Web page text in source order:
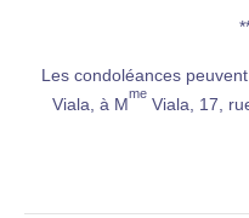
Les condoléances
Viala, à M
me
Viala, 17,